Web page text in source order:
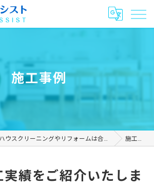
施工事例
横浜市・戸塚区のハウスクリーニングやリフォームは合同会社ホームアシスト 施工事例
績をご紹介いたしま